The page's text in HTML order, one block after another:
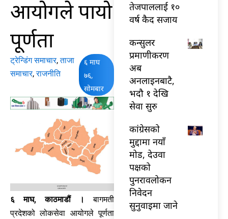
आयोगले पायो
पूर्णता
ट्रेन्डिंग समाचार,ताजा
समाचार,राजनीति
६ माघ
७६,
सोमबार
६ माघ, काठमाडौं ।
बागमती
प्रदेशको लोकसेवा आयोगले पूर्णता
तेजपाललाई १०
वर्ष कैद सजाय
कन्सुलर
प्रमाणीकरण
अब
अनलाइनबाटै,
भदौ १ देखि
सेवा सुरु
कांग्रेसको
मुद्दामा नयाँ
मोड, देउवा
पक्षको
पुनरावलोकन
निवेदन
सुनुवाइमा जाने